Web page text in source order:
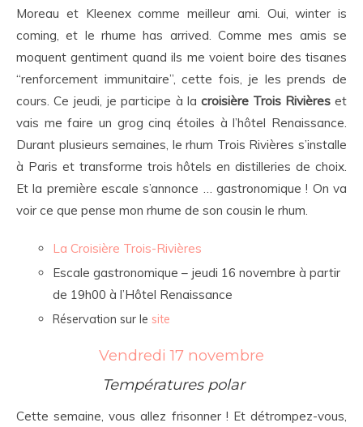
Moreau et Kleenex comme meilleur ami. Oui, winter is
coming, et le rhume has arrived. Comme mes amis se
moquent gentiment quand ils me voient boire des tisanes
“renforcement immunitaire”, cette fois, je les prends de
cours. Ce jeudi, je participe à la croisière Trois Rivièreset
vais me faire un grog cinq étoiles à l’hôtel Renaissance.
Durant plusieurs semaines, le rhum Trois Rivières s’installe
à Paris et transforme trois hôtels en distilleries de choix.
Et la première escale s’annonce … gastronomique ! On va
voir ce que pense mon rhume de son cousin le rhum.
La Croisière Trois-Rivières
Escale gastronomique – jeudi 16 novembre à partir
de 19h00 à l’Hôtel Renaissance
Réservation sur le site
Vendredi 17 novembre
Températures polar
Cette semaine, vous allez frisonner ! Et détrompez-vous,